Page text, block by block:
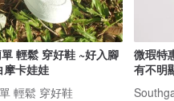
鬆 穿好鞋 ~好入腳
摩卡娃娃
輕鬆 穿好鞋
微瑕特
有不明